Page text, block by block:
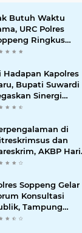
Butuh Waktu
URC Polres
Ringkus
Pelaku
Hadapan Kapolres
Bupati Suwardi
Sinergi
Pembangunan
di
dan
AKBP Hari
Nahkodai
Soppeng Gelar
Konsultasi
Tampung
untuk